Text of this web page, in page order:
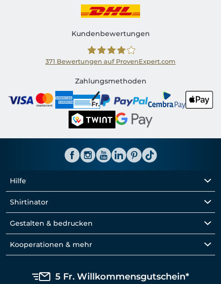
Kundenbewertungen
Shirtinator CH
371 Bewertungen auf ProvenExpert.com
Zahlungsmethoden
Hilfe
Shirtinator
Gestalten & bedrucken
Kooperationen & mehr
5 Fr. Willkommensgutschein*